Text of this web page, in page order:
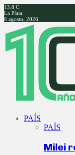
13.8 C
La Plata
6 agosto, 2026
Facebook
Twitter
Instagram
Youtube
PAÍS
PAÍS
Milei